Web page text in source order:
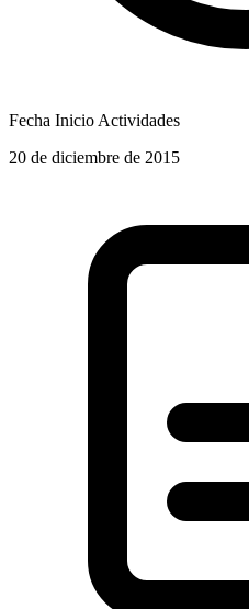
Fecha Inicio Actividades
20 de diciembre de 2015